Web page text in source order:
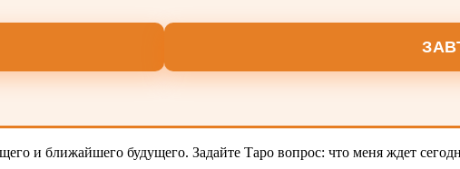
и ближайшего будущего. Задайте Таро вопрос: что меня ждет